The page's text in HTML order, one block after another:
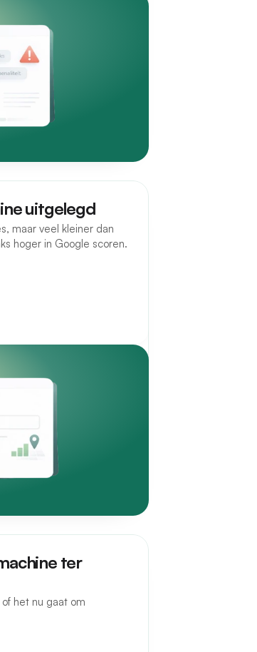
uitgelegd
maar veel kleiner dan
hoger in Google scoren.
ter
het nu gaat om